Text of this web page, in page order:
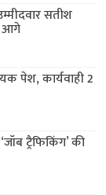
सतीश
आगे
पेश, कार्यवाही 2
ट्रैफिकिंग’ की